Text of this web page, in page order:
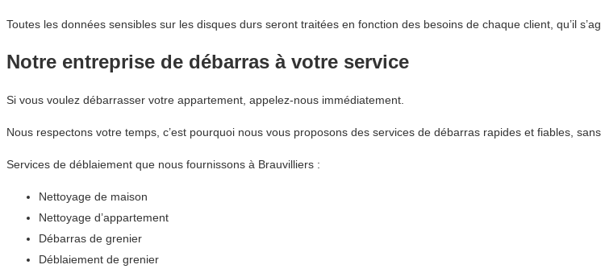
Toutes les données sensibles sur les disques durs seront traitées en fonction des besoins de chaque client, qu’il
Notre entreprise de débarras à votre service
Si vous voulez débarrasser votre appartement, appelez-nous immédiatement.
Nous respectons votre temps, c’est pourquoi nous vous proposons des services de débarras rapides et fiables,
Services de déblaiement que nous fournissons à Brauvilliers :
Nettoyage de maison
Nettoyage d’appartement
Débarras de grenier
Déblaiement de grenier